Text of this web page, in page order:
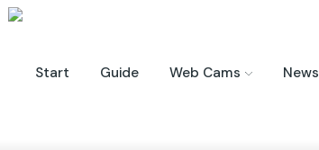
Start Guide Web Cams News